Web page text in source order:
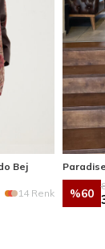
Bej
14 Renk %60